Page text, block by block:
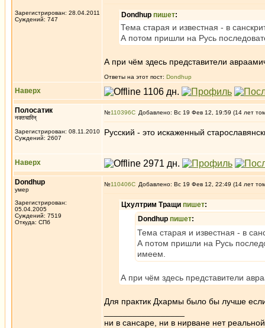
Зарегистрирован: 28.04.2011
Суждений: 747
Dondhup пишет:
Тема старая и известная - в
А потом пришли на Русь
А при чём здесь представители
Ответы на этот пост: Dondhup
Наверх
Полосатик
नक्तचारिन्
Зарегистрирован: 08.11.2010
Суждений: 2607
№110396 Добавлено: Вс 19 Фев 12, 19:59 (14 лет
Русский - это искаженный
Наверх
Dondhup
умер
Зарегистрирован:
05.04.2005
Суждений: 7519
Откуда: СПб
№110406 Добавлено: Вс 19 Фев 12, 22:49 (14 лет
Цхултрим Тращи пишет:
Dondhup пишет:
Тема старая и известная - в
А потом пришли на Русь
имеем.
А при чём здесь представители
Для практик Дхармы было бы лучше
ни в сансаре, ни в нирване нет